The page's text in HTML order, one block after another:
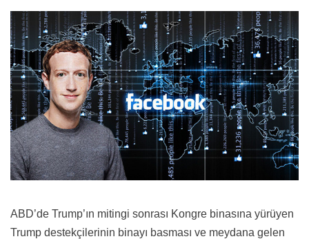
ABD’de Trump’ın mitingi sonrası Kongre binasına yürüyen
Trump destekçilerinin binayı basması ve meydana gelen